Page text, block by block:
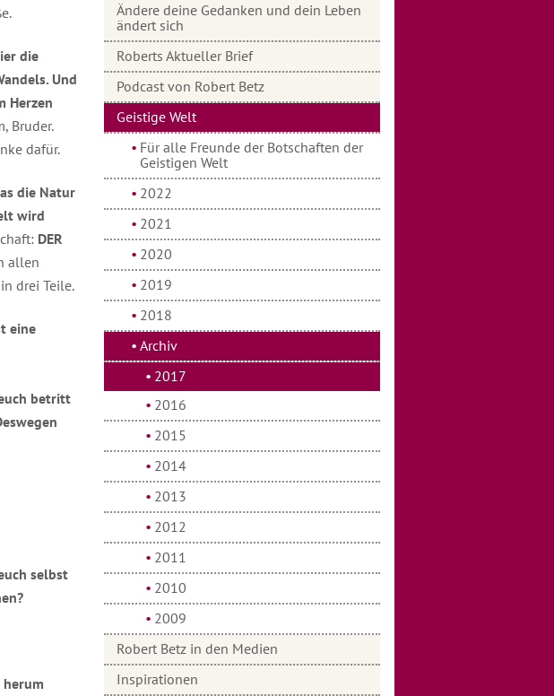
die
Und
Herzen
Bruder.
dafür.
die Natur
wird
DER
allen
drei Teile.
eine
betritt
selbst
Ändere deine Gedanken und dein Leben
ändert sich
Roberts Aktueller Brief
Podcast von Robert Betz
Geistige Welt
Für alle Freunde der Botschaften der
Geistigen Welt
2022
2021
2020
2019
2018
Archiv
2017
2016
2015
2014
2013
2012
2011
2010
2009
Robert Betz in den Medien
Inspirationen